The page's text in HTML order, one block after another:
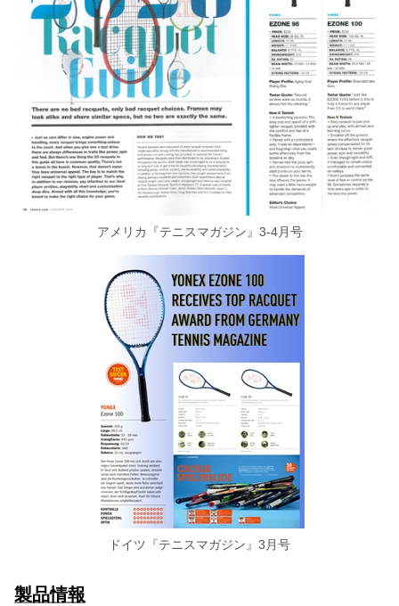
アメリカ『テニスマガジン』3-4月号
ドイツ『テニスマガジン』3月号
製品情報